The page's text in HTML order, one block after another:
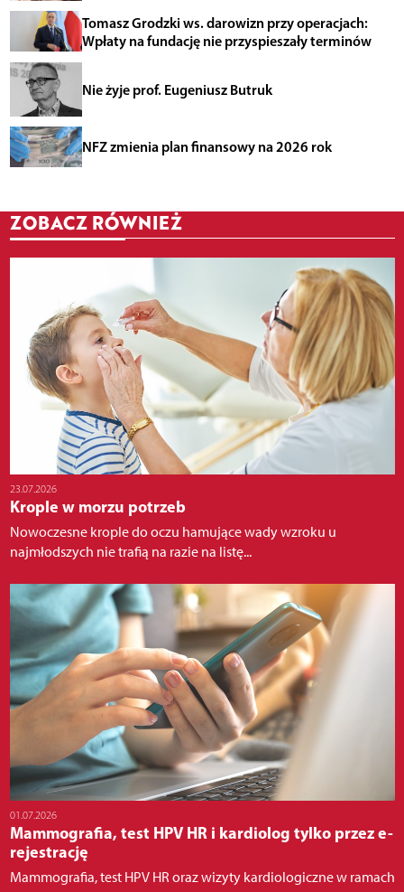
Tomasz Grodzki ws. darowizn przy operacjach:
Wpłaty na fundację nie przyspieszały terminów
Nie żyje prof. Eugeniusz Butruk
NFZ zmienia plan finansowy na 2026 rok
ZOBACZ RÓWNIEŻ
23.07.2026
Krople w morzu potrzeb
Nowoczesne krople do oczu hamujące wady wzroku u
najmłodszych nie trafią na razie na listę...
01.07.2026
Mammografia, test HPV HR i kardiolog tylko przez e-
rejestrację
Mammografia, test HPV HR oraz wizyty kardiologiczne w ramach